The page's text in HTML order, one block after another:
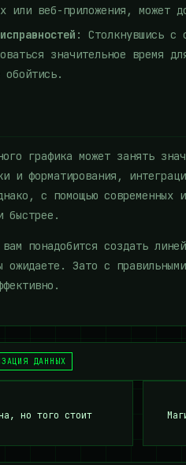
или веб-приложения, может
: Столкнувшись с
значительное время
графика может занять
и форматирования,
с помощью современных
быстрее.
понадобится создать
Зато с
ДАННЫХ
но того стоит